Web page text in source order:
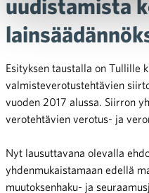
Esityksen taustalla on Tullille
valmisteverotustehtävien
vuoden 2017 alussa. Siirron
verotehtävien verotus- ja
Nyt lausuttavana olevalla
yhdenmukaistamaan edellä
muutoksenhaku- ja